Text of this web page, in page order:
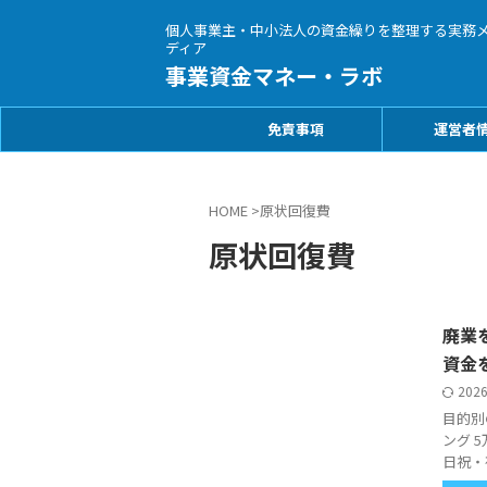
個人事業主・中小法人の資金繰りを整理する実務
ディア
事業資金マネー・ラボ
免責事項 運営者
HOME >原状回復費
原状回復費
廃業
資金
目的
ング
日祝